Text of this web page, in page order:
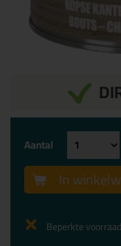
Aantal
In
Beperkte